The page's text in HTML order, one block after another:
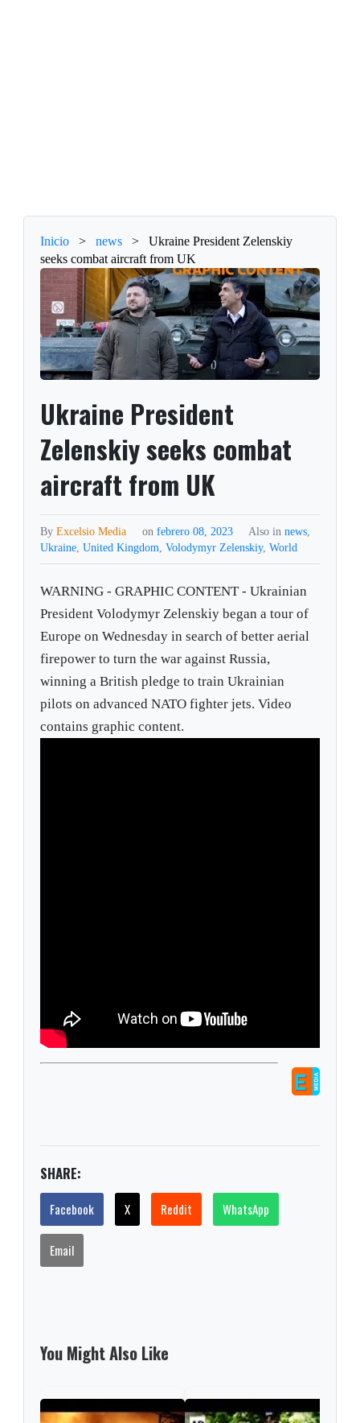
Inicio > news >
Ukraine President Zelenskiy
seeks combat aircraft from UK
Ukraine President
Zelenskiy seeks combat
aircraft from UK
ByExcelsio Media on febrero 08, 2023 Also in news,
Ukraine,United Kingdom,Volodymyr Zelenskiy,World
WARNING - GRAPHIC CONTENT - Ukrainian
President Volodymyr Zelenskiy began a tour of
Europe on Wednesday in search of better aerial
firepower to turn the war against Russia,
winning a British pledge to train Ukrainian
pilots on advanced NATO fighter jets. Video
contains graphic content.
SHARE:
Facebook X Reddit WhatsApp
Email
You Might Also Like